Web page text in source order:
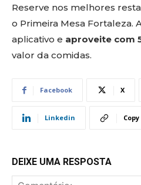
Reserve nos melhores
o Primeira Mesa Fortaleza.
aplicativo e aproveite com
valor da comidas.
Facebook X
Linkedin Copy
DEIXE UMA RESPOSTA